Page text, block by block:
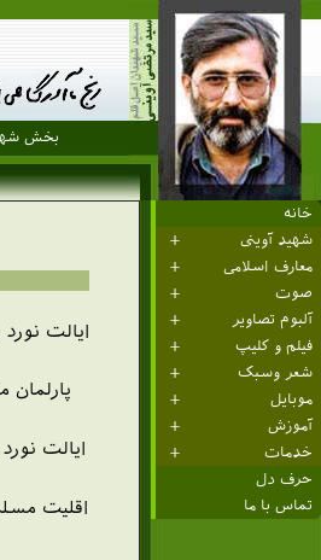
بخش
خانه
شهید آوینی
معارف اسلامی
صوت
آلبوم تصاویر
فیلم و کلیپ
شعر وسبک
موبایل
آموزش
خدمات
حرف دل
تماس با ما
ایالت
اقلیت